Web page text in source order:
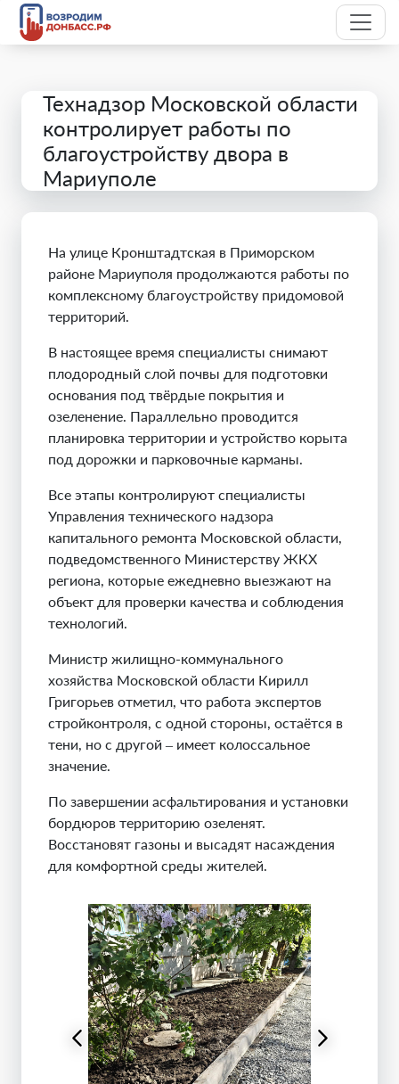
Технадзор Московской области
контролирует работы по
благоустройству двора в
Мариуполе
На улице Кронштадтская в Приморском
районе Мариуполя продолжаются работы по
комплексному благоустройству придомовой
территорий.
В настоящее время специалисты снимают
плодородный слой почвы для подготовки
основания под твёрдые покрытия и
озеленение. Параллельно проводится
планировка территории и устройство корыта
под дорожки и парковочные карманы.
Все этапы контролируют специалисты
Управления технического надзора
капитального ремонта Московской области,
подведомственного Министерству ЖКХ
региона, которые ежедневно выезжают на
объект для проверки качества и соблюдения
технологий.
Министр жилищно-коммунального
хозяйства Московской области Кирилл
Григорьев отметил, что работа экспертов
стройконтроля, с одной стороны, остаётся в
тени, но с другой – имеет колоссальное
значение.
По завершении асфальтирования и установки
бордюров территорию озеленят.
Восстановят газоны и высадят насаждения
для комфортной среды жителей.